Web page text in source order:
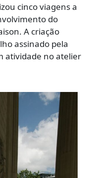
cinco viagens a
do
A criação
assinado pela
atividade no atelier